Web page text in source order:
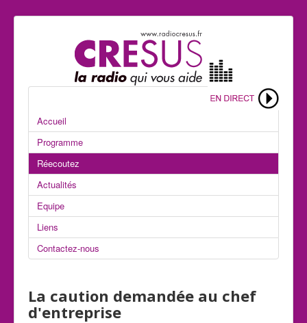
Accueil
Programme
Réecoutez
Actualités
Equipe
Liens
Contactez-nous
La caution demandée au chef
d'entreprise